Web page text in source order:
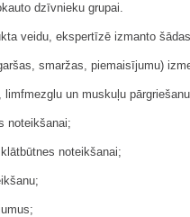
dzīvnieku grupai.
veidu, ekspertīzē izmanto
smaržas, piemaisījumu)
un muskuļu
noteikšanai;
noteikšanai;